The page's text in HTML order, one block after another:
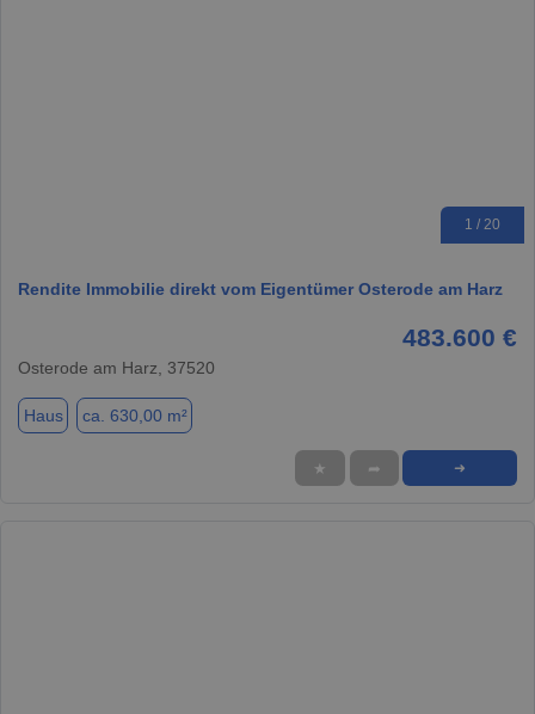
1 / 20
Rendite Immobilie direkt vom Eigentümer Osterode am Harz
483.600 €
Osterode am Harz, 37520
Haus ca. 630,00 m²
★ ➦ ➜